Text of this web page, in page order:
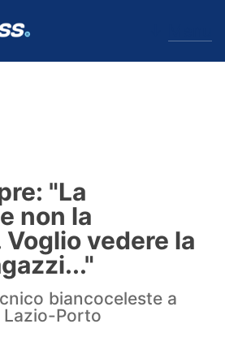
"La
non la
vedere la
biancoceleste a
Porto